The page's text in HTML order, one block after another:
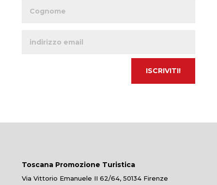
Toscana Promozione Turistica
Via Vittorio Emanuele II 62/64, 50134 Firenze